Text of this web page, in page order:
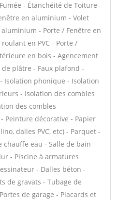
- Étanchéité de Toiture -
en aluminium - Volet
- Porte / Fenêtre en
en PVC - Porte /
en bois - Agencement
plâtre - Faux plafond -
Isolation phonique - Isolation
- Isolation des combles
des combles
Peinture décorative - Papier
dalles PVC, etc) - Parquet -
chauffe eau - Salle de bain
- Piscine à armatures
- Dalles béton -
de gravats - Tubage de
de garage - Placards et